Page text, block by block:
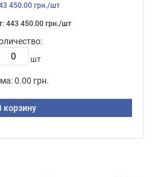
450.00 грн./шт
443 450.00 грн./шт
шт
0.00 грн.
корзину